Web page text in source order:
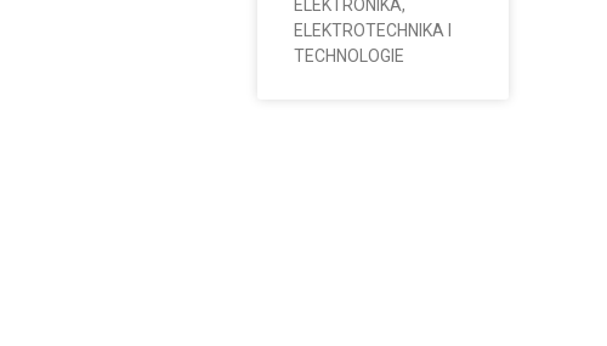
ELEKTRONIKA,
ELEKTROTECHNIKA I
TECHNOLOGIE